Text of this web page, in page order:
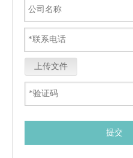
上传文件
提交